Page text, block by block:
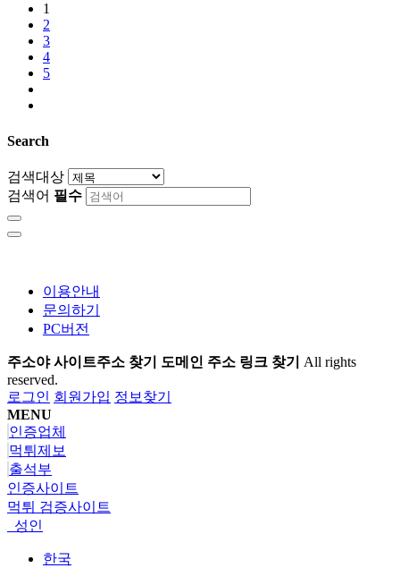
1
2
3
4
5
Search
검색대상
검색어 필수
이용안내
문의하기
PC버전
주소야 사이트주소 찾기 도메인 주소 링크 찾기 All rights
reserved.
로그인 회원가입 정보찾기
MENU
인증업체
먹튀제보
출석부
인증사이트
먹튀 검증사이트
성인
한국